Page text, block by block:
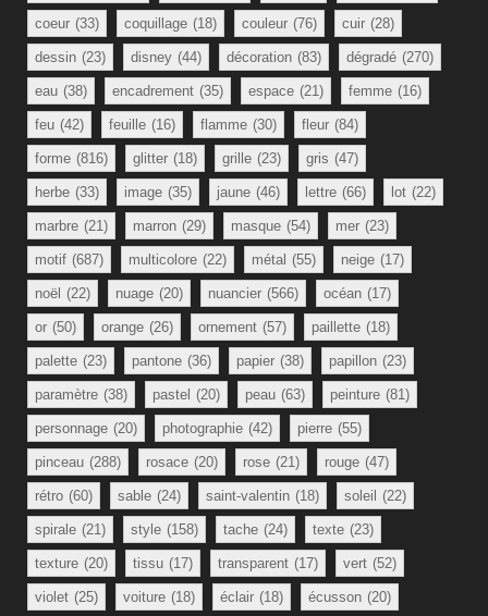
coeur (33) coquillage (18) couleur (76) cuir (28)
dessin (23) disney (44) décoration (83) dégradé (270)
eau (38) encadrement (35) espace (21) femme (16)
feu (42) feuille (16) flamme (30) fleur (84)
forme (816) glitter (18) grille (23) gris (47)
herbe (33) image (35) jaune (46) lettre (66) lot (22)
marbre (21) marron (29) masque (54) mer (23)
motif (687) multicolore (22) métal (55) neige (17)
noël (22) nuage (20) nuancier (566) océan (17)
or (50) orange (26) ornement (57) paillette (18)
palette (23) pantone (36) papier (38) papillon (23)
paramètre (38) pastel (20) peau (63) peinture (81)
personnage (20) photographie (42) pierre (55)
pinceau (288) rosace (20) rose (21) rouge (47)
rétro (60) sable (24) saint-valentin (18) soleil (22)
spirale (21) style (158) tache (24) texte (23)
texture (20) tissu (17) transparent (17) vert (52)
violet (25) voiture (18) éclair (18) écusson (20)